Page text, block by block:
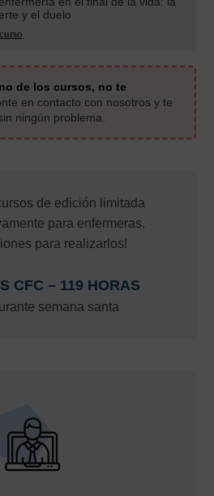
y el duelo
de los cursos, no te
en contacto con nosotros y te
ningún problema.
de edición limitada
para enfermeras.
para realizarlos!
CFC – 119 HORAS
semana santa